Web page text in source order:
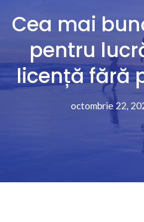
Cea mai
pentru
licență fără
octombrie 22,